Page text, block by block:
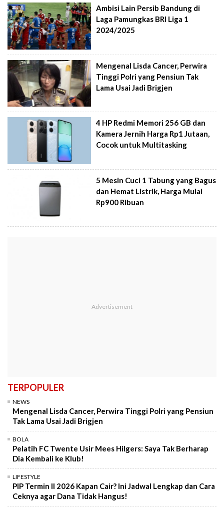
Ambisi Lain Persib Bandung di
Laga Pamungkas BRI Liga 1
2024/2025
Mengenal Lisda Cancer, Perwira
Tinggi Polri yang Pensiun Tak
Lama Usai Jadi Brigjen
4 HP Redmi Memori 256 GB dan
Kamera Jernih Harga Rp1 Jutaan,
Cocok untuk Multitasking
5 Mesin Cuci 1 Tabung yang Bagus
dan Hemat Listrik, Harga Mulai
Rp900 Ribuan
TERPOPULER
NEWS
Mengenal Lisda Cancer, Perwira Tinggi Polri yang Pensiun
Tak Lama Usai Jadi Brigjen
BOLA
Pelatih FC Twente Usir Mees Hilgers: Saya Tak Berharap
Dia Kembali ke Klub!
LIFESTYLE
PIP Termin II 2026 Kapan Cair? Ini Jadwal Lengkap dan Cara
Ceknya agar Dana Tidak Hangus!